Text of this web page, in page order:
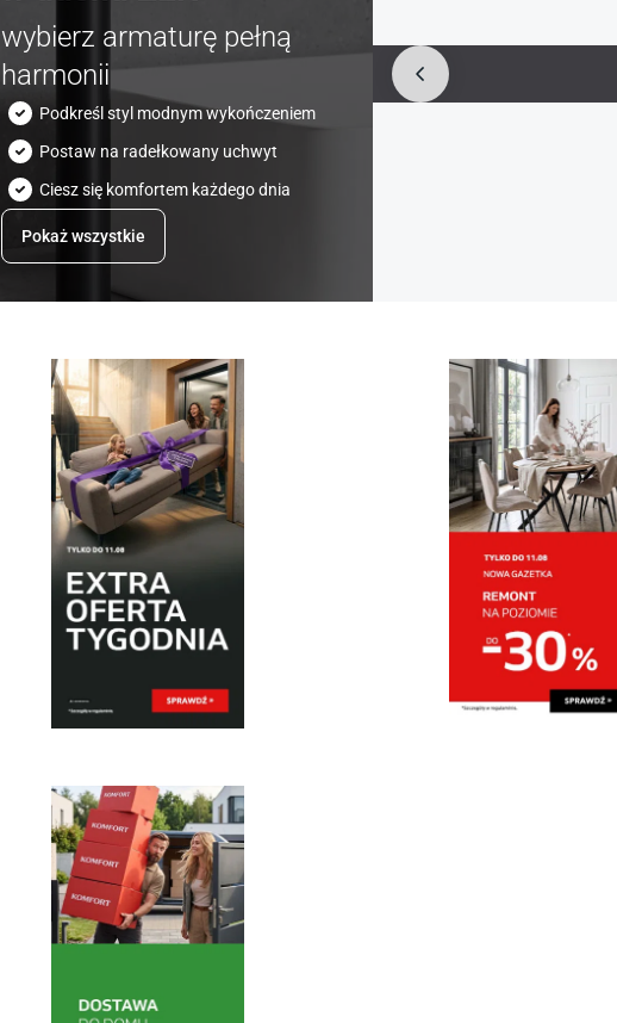
wybierz armaturę pełną
harmonii
Podkreśl styl modnym wykończeniem
Postaw na radełkowany uchwyt
Ciesz się komfortem każdego dnia
Pokaż wszystkie